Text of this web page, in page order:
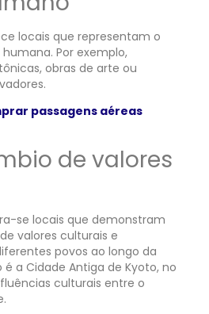
locais que representam o
Por exemplo,
obras de arte ou
passagens aéreas
de valores
se locais que demonstram
valores culturais e
povos ao longo da
a Cidade Antiga de Kyoto, no
culturais entre o